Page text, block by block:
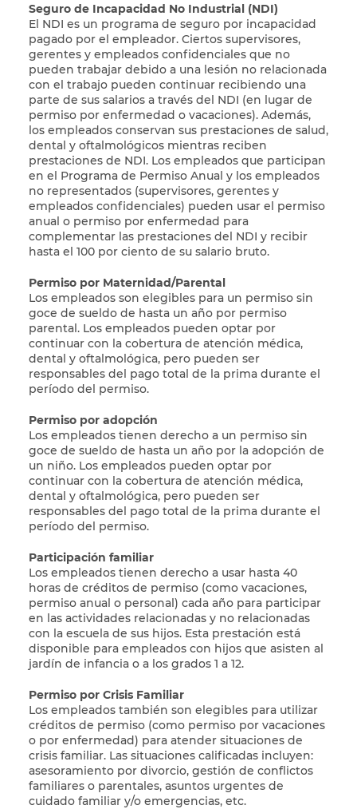
Seguro de Incapacidad No Industrial (NDI)
El NDI es un programa de seguro por incapacidad
pagado por el empleador. Ciertos supervisores,
gerentes y empleados confidenciales que no
pueden trabajar debido a una lesión no relacionada
con el trabajo pueden continuar recibiendo una
parte de sus salarios a través del NDI (en lugar de
permiso por enfermedad o vacaciones). Además,
los empleados conservan sus prestaciones de salud,
dental y oftalmológicos mientras reciben
prestaciones de NDI. Los empleados que participan
en el Programa de Permiso Anual y los empleados
no representados (supervisores, gerentes y
empleados confidenciales) pueden usar el permiso
anual o permiso por enfermedad para
complementar las prestaciones del NDI y recibir
hasta el 100 por ciento de su salario bruto.
Permiso por Maternidad/Parental
Los empleados son elegibles para un permiso sin
goce de sueldo de hasta un año por permiso
parental. Los empleados pueden optar por
continuar con la cobertura de atención médica,
dental y oftalmológica, pero pueden ser
responsables del pago total de la prima durante el
período del permiso.
Permiso por adopción
Los empleados tienen derecho a un permiso sin
goce de sueldo de hasta un año por la adopción de
un niño. Los empleados pueden optar por
continuar con la cobertura de atención médica,
dental y oftalmológica, pero pueden ser
responsables del pago total de la prima durante el
período del permiso.
Participación familiar
Los empleados tienen derecho a usar hasta 40
horas de créditos de permiso (como vacaciones,
permiso anual o personal) cada año para participar
en las actividades relacionadas y no relacionadas
con la escuela de sus hijos. Esta prestación está
disponible para empleados con hijos que asisten al
jardín de infancia o a los grados 1 a 12.
Permiso por Crisis Familiar
Los empleados también son elegibles para utilizar
créditos de permiso (como permiso por vacaciones
o por enfermedad) para atender situaciones de
crisis familiar. Las situaciones calificadas incluyen:
asesoramiento por divorcio, gestión de conflictos
familiares o parentales, asuntos urgentes de
cuidado familiar y/o emergencias, etc.